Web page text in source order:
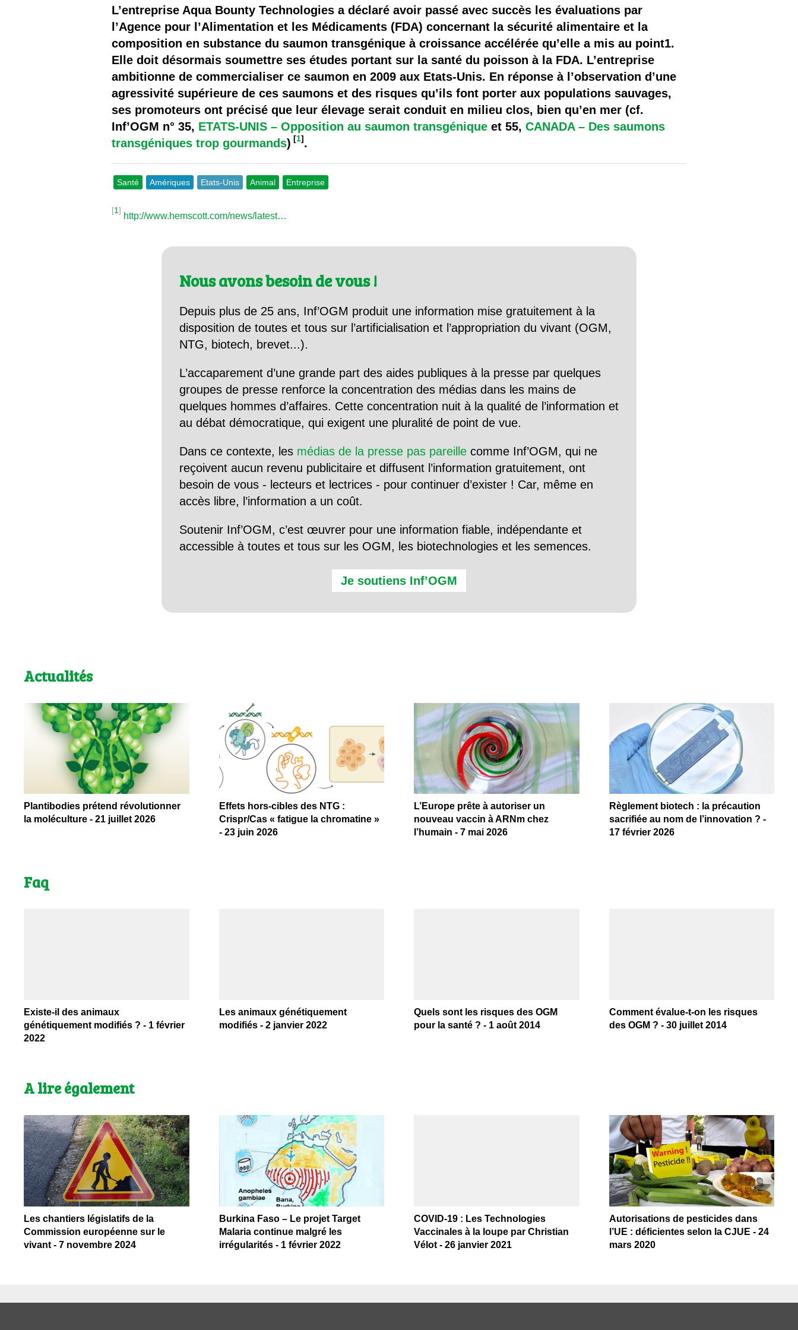
Il y a semence…. et semence
Quels sont les avantages et les inconvénients des OGM ?
L’entreprise Aqua Bounty Technologies a déclaré avoir passé avec succès les évaluations par
l’Agence pour l’Alimentation et les Médicaments (FDA) concernant la sécurité alimentaire et la
composition en substance du saumon transgénique à croissance accélérée qu’elle a mis au point1.
Elle doit désormais soumettre ses études portant sur la santé du poisson à la FDA. L’entreprise
ambitionne de commercialiser ce saumon en 2009 aux Etats-Unis. En réponse à l’observation d’une
agressivité supérieure de ces saumons et des risques qu’ils font porter aux populations sauvages,
ses promoteurs ont précisé que leur élevage serait conduit en milieu clos, bien qu’en mer (cf.
Inf’OGM n° 35, ETATS-UNIS – Opposition au saumon transgénique et 55,CANADA – Des saumons
transgéniques trop gourmands) [1].
Santé Amériques Etats-Unis Animal Entreprise
[1]
http://www.hemscott.com/news/latest…
Nous avons besoin de vous !
Depuis plus de 25 ans, Inf’OGM produit une information mise gratuitement à la
disposition de toutes et tous sur l’artificialisation et l’appropriation du vivant (OGM,
NTG, biotech, brevet...).
L’accaparement d’une grande part des aides publiques à la presse par quelques
groupes de presse renforce la concentration des médias dans les mains de
quelques hommes d’affaires. Cette concentration nuit à la qualité de l’information et
au débat démocratique, qui exigent une pluralité de point de vue.
Dans ce contexte, les médias de la presse pas pareille comme Inf’OGM, qui ne
reçoivent aucun revenu publicitaire et diffusent l’information gratuitement, ont
besoin de vous - lecteurs et lectrices - pour continuer d’exister ! Car, même en
accès libre, l’information a un coût.
Soutenir Inf’OGM, c’est œuvrer pour une information fiable, indépendante et
accessible à toutes et tous sur les OGM, les biotechnologies et les semences.
Je soutiens Inf’OGM
Actualités
Plantibodies prétend révolutionner
la moléculture - 21 juillet 2026
Effets hors-cibles des NTG :
Crispr/Cas « fatigue la chromatine »
- 23 juin 2026
L’Europe prête à autoriser un
nouveau vaccin à ARNm chez
l’humain - 7 mai 2026
Règlement biotech : la précaution
sacrifiée au nom de l’innovation ? -
17 février 2026
Faq
Existe-il des animaux
génétiquement modifiés ? - 1 février
2022
Les animaux génétiquement
modifiés - 2 janvier 2022
Quels sont les risques des OGM
pour la santé ? - 1 août 2014
Comment évalue-t-on les risques
des OGM ? - 30 juillet 2014
A lire également
Les chantiers législatifs de la
Commission européenne sur le
vivant - 7 novembre 2024
Burkina Faso – Le projet Target
Malaria continue malgré les
irrégularités - 1 février 2022
COVID-19 : Les Technologies
Vaccinales à la loupe par Christian
Vélot - 26 janvier 2021
Autorisations de pesticides dans
l’UE : déficientes selon la CJUE - 24
mars 2020